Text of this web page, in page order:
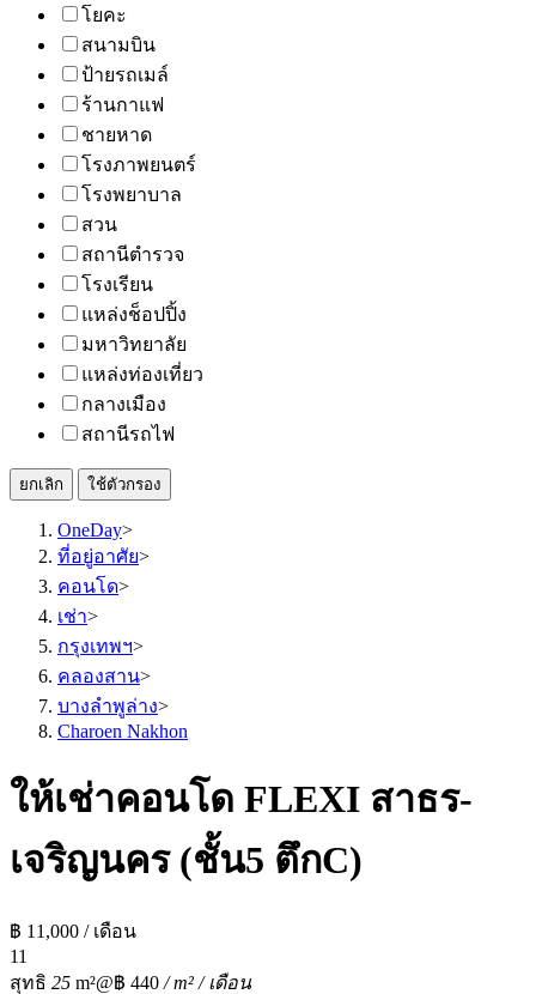
โยคะ
สนามบิน
ป้ายรถเมล์
ร้านกาแฟ
ชายหาด
โรงภาพยนตร์
โรงพยาบาล
สวน
สถานีตำรวจ
โรงเรียน
แหล่งช็อปปิ้ง
มหาวิทยาลัย
แหล่งท่องเที่ยว
กลางเมือง
สถานีรถไฟ
ยกเลิก ใช้ตัวกรอง
OneDay>
ที่อยู่อาศัย>
คอนโด>
เช่า>
กรุงเทพฯ>
คลองสาน>
บางลำพูล่าง>
Charoen Nakhon
ให้เช่าคอนโด FLEXI สาธร-
เจริญนคร (ชั้น5 ตึกC)
฿ 11,000 / เดือน
11
สุทธิ 25 m²@฿ 440 / m² / เดือน